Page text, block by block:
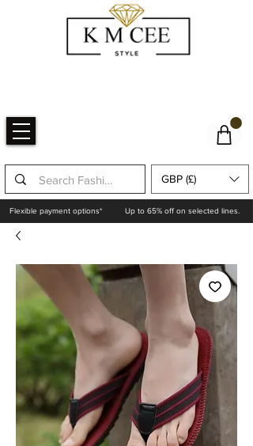
GBP (£)
Flexible payment options* Up to 65% off on selected lines.